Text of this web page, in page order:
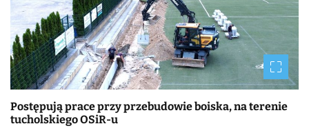
Postępują prace przy przebudowie boiska, na terenie
tucholskiego OSiR-u